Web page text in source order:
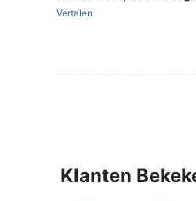
Vertalen
Klanten